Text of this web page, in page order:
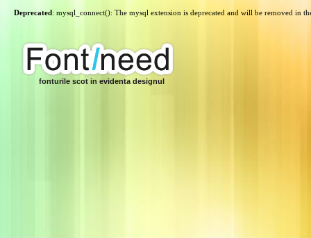
Deprecated: mysql_connect(): The mysql extension is deprecated and will be removed in
fonturile scot in evidenta designul